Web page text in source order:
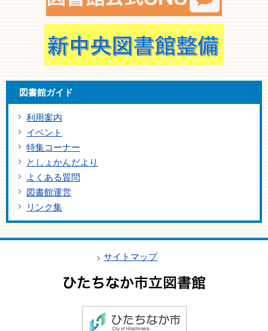
図書館ガイド
利用案内
イベント
特集コーナー
としょかんだより
よくある質問
図書館運営
リンク集
サイトマップ